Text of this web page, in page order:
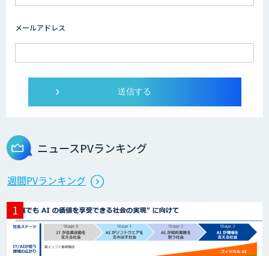
Dify開発支援
SELFBOT AIエージェント
製造業特化型オーダーメイドAI開発（知
財/FMEA/電気回路/CAD/外観検査）
異常検知AI
メールアドレス
ニュースPVランキング
週間PVランキング